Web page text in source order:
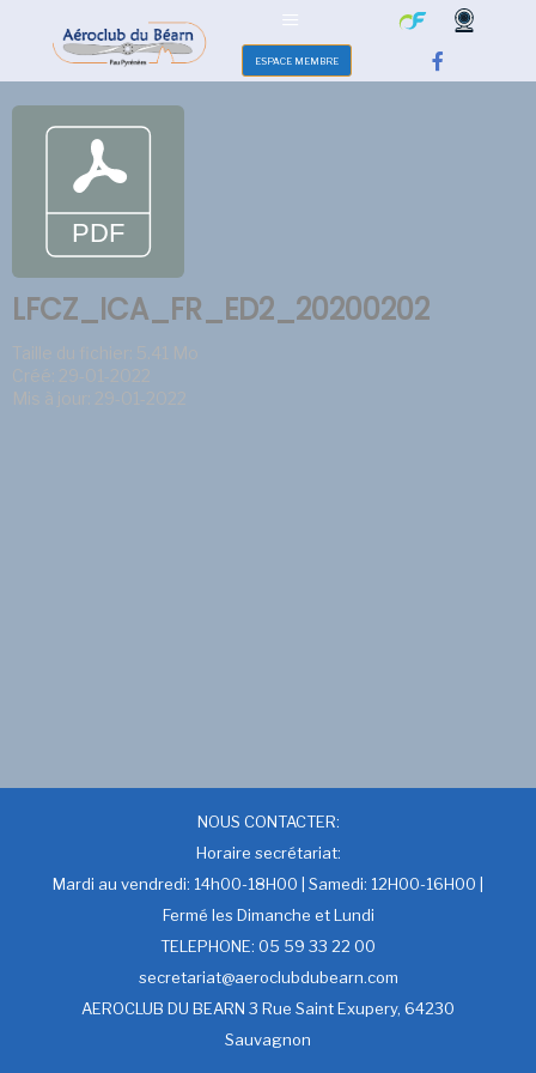
ESPACE MEMBRE
LFCZ_ICA_FR_ED2_20200202
Taille du fichier: 5.41 Mo
Créé: 29-01-2022
Mis à jour: 29-01-2022
NOUS CONTACTER:
Horaire secrétariat:
Mardi au vendredi: 14h00-18H00 | Samedi: 12H00-16H00 |
Fermé les Dimanche et Lundi
TELEPHONE: 05 59 33 22 00
secretariat@aeroclubdubearn.com
AEROCLUB DU BEARN 3 Rue Saint Exupery, 64230
Sauvagnon